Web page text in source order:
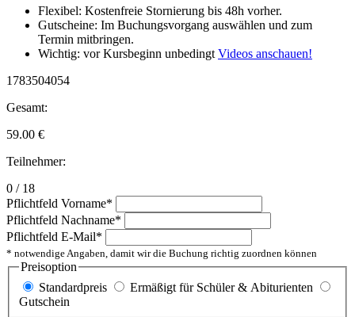
Flexibel: Kostenfreie Stornierung bis 48h vorher.
Gutscheine: Im Buchungsvorgang auswählen und zum
Termin mitbringen.
Wichtig: vor Kursbeginn unbedingt Videos anschauen!
1783504054
Gesamt:
59.00 €
Teilnehmer:
0 / 18
Pflichtfeld Vorname*
Pflichtfeld Nachname*
Pflichtfeld E-Mail*
* notwendige Angaben, damit wir die Buchung richtig zuordnen können
Preisoption
Standardpreis
Ermäßigt für Schüler & Abiturienten
Gutschein